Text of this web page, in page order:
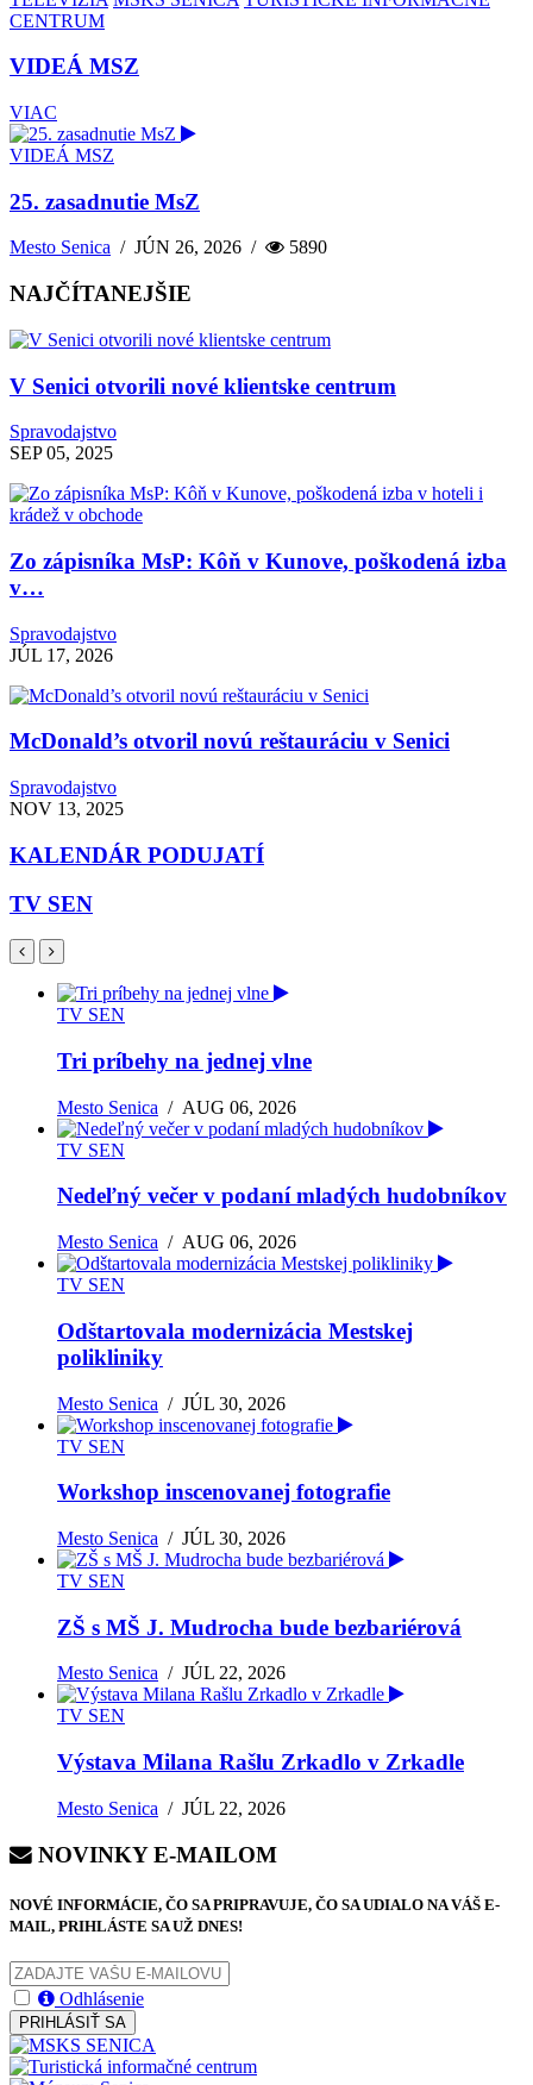
CENTRUM
VIDEÁ MSZ
VIAC
VIDEÁ MSZ
25. zasadnutie MsZ
Mesto Senica /JÚN 26, 2026 / 5890
NAJČÍTANEJŠIE
V Senici otvorili nové klientske centrum
Spravodajstvo
SEP 05, 2025
Zo zápisníka MsP: Kôň v Kunove, poškodená izba
v…
Spravodajstvo
JÚL 17, 2026
McDonald’s otvoril novú reštauráciu v Senici
Spravodajstvo
NOV 13, 2025
KALENDÁR PODUJATÍ
TV SEN
TV SEN
Tri príbehy na jednej vlne
Mesto Senica /AUG 06, 2026
TV SEN
Nedeľný večer v podaní mladých hudobníkov
Mesto Senica /AUG 06, 2026
TV SEN
Odštartovala modernizácia Mestskej
polikliniky
Mesto Senica /JÚL 30, 2026
TV SEN
Workshop inscenovanej fotografie
Mesto Senica /JÚL 30, 2026
TV SEN
ZŠ s MŠ J. Mudrocha bude bezbariérová
Mesto Senica /JÚL 22, 2026
TV SEN
Výstava Milana Rašlu Zrkadlo v Zrkadle
Mesto Senica /JÚL 22, 2026
NOVINKY E-MAILOM
NOVÉ INFORMÁCIE, ČO SA PRIPRAVUJE, ČO SA UDIALO NA VÁŠ E-
MAIL, PRIHLÁSTE SA UŽ DNES!
Odhlásenie
PRIHLÁSIŤ SA